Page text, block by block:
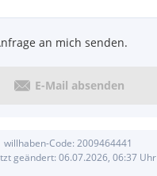
an mich senden.
E-Mail absenden
willhaben-Code: 2009464441
geändert: 06.07.2026, 06:37Uhr